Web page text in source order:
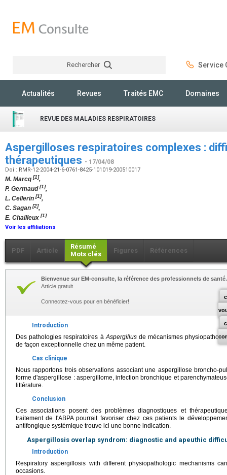
Rechercher Service
Actualités Revues Traités EMC Domaines
REVUE DES MALADIES RESPIRATOIRES
Aspergilloses respiratoires complexes :
thérapeutiques - 17/04/08
Doi : RMR-12-2004-21-6-0761-8425-101019-200510017
M. Marcq [1],
P. Germaud[1],
L. Cellerin [1],
C. Sagan [2],
E. Chailleux [1]
Voir les affiliations
PDF Article
Résumé
Mots clés
Figures Références
Bienvenue sur EM-consulte, la référence des professionnels de santé.
Article gratuit.
Connectez-vous pour en bénéficier!
Introduction
Des pathologies respiratoires àAspergillusde mécanismes
de façon exceptionnelle chez un même patient.
Cas clinique
Nous rapportons trois observations associant une aspergillose broncho-
forme d'aspergillose : aspergillome, infection bronchique et
littérature.
Conclusion
Ces associations posent des problèmes diagnostiques et
traitement de l'ABPA pourrait favoriser chez ces patients le
antifongique systémique trouve ici une bonne indication.
Aspergillosis overlap syndrom: diagnostic and apeuthic
Introduction
Respiratory aspergillosis with different physiopathologic mechanisms
occasions.